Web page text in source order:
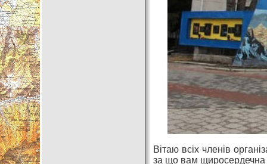
Вітаю всіх членів
за що вам щиросердечна